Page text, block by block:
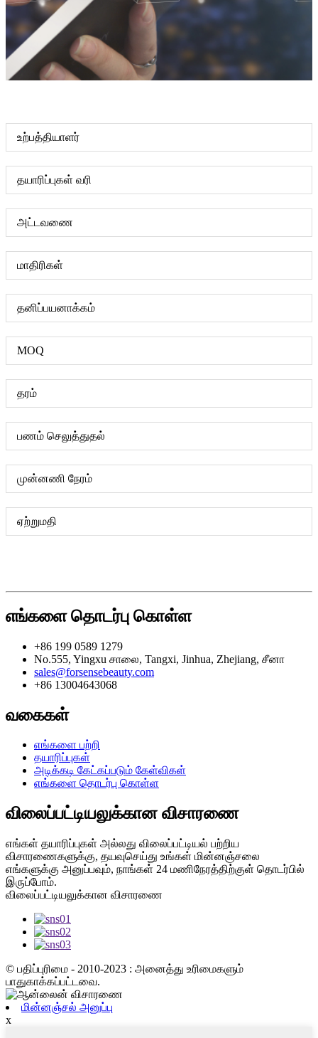
உற்பத்தியாளர்
தயாரிப்புகள் வரி
அட்டவணை
மாதிரிகள்
தனிப்பயனாக்கம்
MOQ
தரம்
பணம் செலுத்துதல்
முன்னணி நேரம்
ஏற்றுமதி
எங்களை தொடர்பு கொள்ள
+86 199 0589 1279
No.555, Yingxu சாலை, Tangxi, Jinhua, Zhejiang, சீனா
sales@forsensebeauty.com
+86 13004643068
வகைகள்
எங்களை பற்றி
தயாரிப்புகள்
அடிக்கடி கேட்கப்படும் கேள்விகள்
எங்களை தொடர்பு கொள்ள
விலைப்பட்டியலுக்கான விசாரணை
எங்கள் தயாரிப்புகள் அல்லது விலைப்பட்டியல் பற்றிய
விசாரணைகளுக்கு, தயவுசெய்து உங்கள் மின்னஞ்சலை
எங்களுக்கு அனுப்பவும், நாங்கள் 24 மணிநேரத்திற்குள் தொடர்பில்
இருப்போம்.
விலைப்பட்டியலுக்கான விசாரணை
© பதிப்புரிமை - 2010-2023 : அனைத்து உரிமைகளும்
பாதுகாக்கப்பட்டவை.
மின்னஞ்சல் அனுப்பு
x